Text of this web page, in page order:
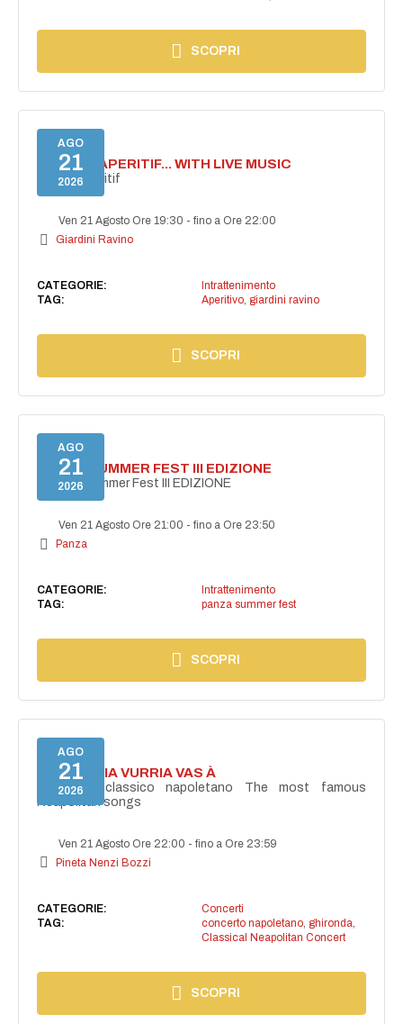
SCOPRI
AGO
21
2026
SECRET APERITIF... WITH LIVE MUSIC
Secret aperitif
Ven 21 Agosto Ore 19:30 -fino a Ore 22:00
Giardini Ravino
CATEGORIE:
Intrattenimento
TAG:
Aperitivo, giardini ravino
SCOPRI
AGO
21
2026
PANZA SUMMER FEST III EDIZIONE
PANZA Summer Fest III EDIZIONE
Ven 21 Agosto Ore 21:00 -fino a Ore 23:50
Panza
CATEGORIE:
Intrattenimento
TAG:
panza summer fest
SCOPRI
AGO
21
2026
I'TE VURRIA VURRIA VAS À
Concerto classico napoletano The most famous
Neapolitan songs
Ven 21 Agosto Ore 22:00 -fino a Ore 23:59
Pineta Nenzi Bozzi
CATEGORIE:
Concerti
TAG:
concerto napoletano, ghironda
Classical Neapolitan Concert
SCOPRI